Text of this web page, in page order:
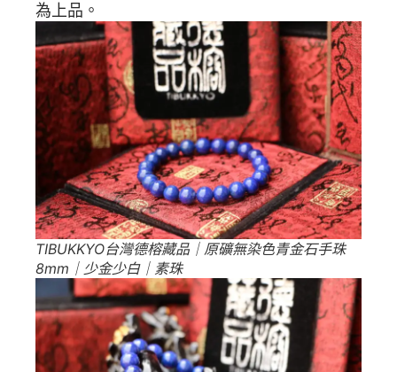
為上品。
TIBUKKYO台灣德榕藏品｜原礦無染色青金石手珠
8mm｜少金少白｜素珠